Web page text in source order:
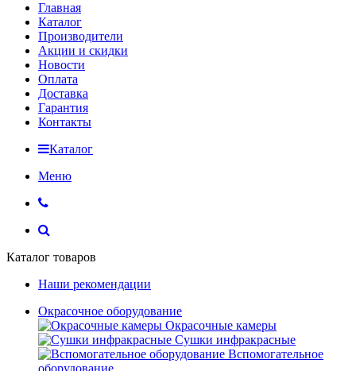
Главная
Каталог
Производители
Акции и скидки
Новости
Оплата
Доставка
Гарантия
Контакты
Каталог
Меню
Каталог товаров
Наши рекомендации
Окрасочное оборудование
Окрасочные камеры
Сушки инфракрасные
Вспомогательное
оборудование